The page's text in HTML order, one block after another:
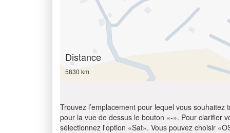
Distance
5830 km
Trouvez l’emplacement pour lequel vous
pour la vue de dessus le bouton «-». Pour clarifier
sélectionnez l'option «Sat». Vous pouvez choisir